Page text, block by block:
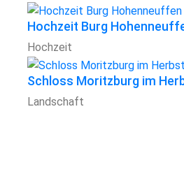
Hochzeit Burg
Hochzeit
Schloss Moritzburg im
Landschaft